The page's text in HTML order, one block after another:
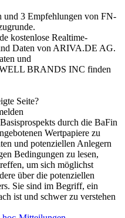
und 3 Empfehlungen von FN-
kostenlose Realtime-
Daten von ARIVA.DE AG.
und
BRANDS INC finden
Seite?
durch die BaFin
Wertpapiere zu
und potenziellen Anlegern
Bedingungen zu lesen,
um sich möglichst
über die potenziellen
Sie sind im Begriff, ein
ist und schwer zu verstehen